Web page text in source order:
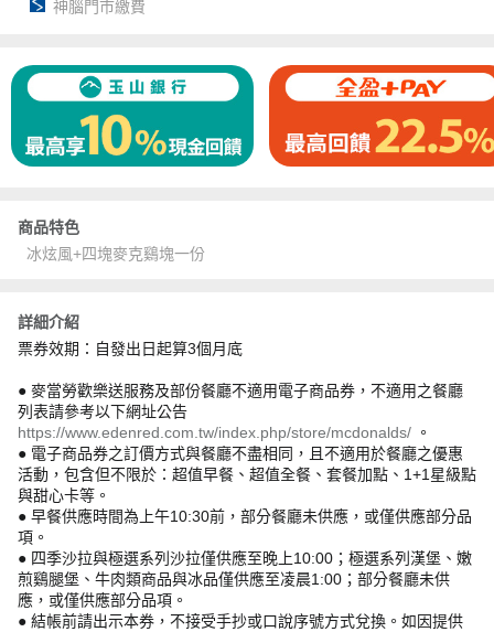
神腦門市繳費
商品特色
冰炫風+四塊麥克鷄塊一份
詳細介紹
票券效期：自發出日起算3個月底
● 麥當勞歡樂送服務及部份餐廳不適用電子商品券，不適用之餐廳
列表請參考以下網址公告
https://www.edenred.com.tw/index.php/store/mcdonalds/ 。
● 電子商品券之訂價方式與餐廳不盡相同，且不適用於餐廳之優惠
活動，包含但不限於：超值早餐、超值全餐、套餐加點、1+1星級點
與甜心卡等。
● 早餐供應時間為上午10:30前，部分餐廳未供應，或僅供應部分品
項。
● 四季沙拉與極選系列沙拉僅供應至晚上10:00；極選系列漢堡、嫩
煎鷄腿堡、牛肉類商品與冰品僅供應至凌晨1:00；部分餐廳未供
應，或僅供應部分品項。
● 結帳前請出示本券，不接受手抄或口說序號方式兌換。如因提供